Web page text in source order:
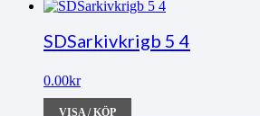
SDSarkivkrigb 5 4
0.00kr
VISA / KÖP